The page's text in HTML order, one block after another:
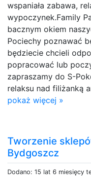
wspaniała zabawa,
wypoczynek.Family
bacznym okiem
Pociechy poznawać
będziecie chcieli
popracować lub
zapraszamy do S-
relaksu nad filiżanką
pokaż więcej »
Tworzenie
Bydgoszcz
Dodano: 15 lat 6 miesięcy